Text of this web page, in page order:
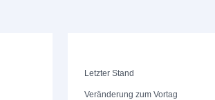
Letzter Stand
Veränderung zum Vortag